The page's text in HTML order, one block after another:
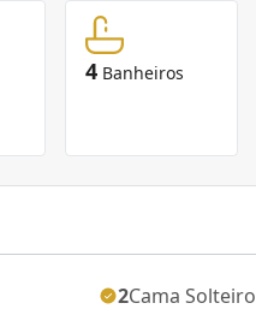
4 Banheiros
2Cama Solteiro